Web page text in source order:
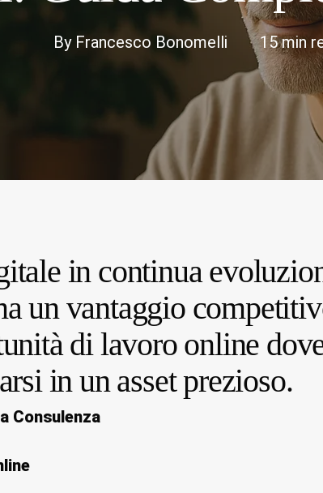
By Francesco Bonomelli 15 min
in continua
un vantaggio
di lavoro online
in un asset prezioso.
Consulenza